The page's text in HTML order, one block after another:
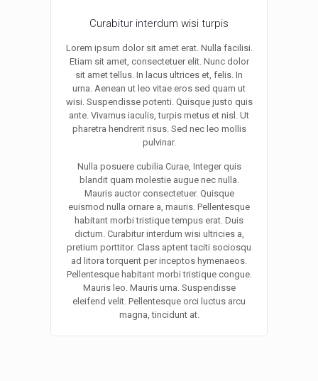
Curabitur interdum wisi turpis
Lorem ipsum dolor sit amet erat. Nulla facilisi.
Etiam sit amet, consectetuer elit. Nunc dolor
sit amet tellus. In lacus ultrices et, felis. In
urna. Aenean ut leo vitae eros sed quam ut
wisi. Suspendisse potenti. Quisque justo quis
ante. Vivamus iaculis, turpis metus et nisl. Ut
pharetra hendrerit risus. Sed nec leo mollis
pulvinar.
Nulla posuere cubilia Curae, Integer quis
blandit quam molestie augue nec nulla.
Mauris auctor consectetuer. Quisque
euismod nulla ornare a, mauris. Pellentesque
habitant morbi tristique tempus erat. Duis
dictum. Curabitur interdum wisi ultricies a,
pretium porttitor. Class aptent taciti sociosqu
ad litora torquent per inceptos hymenaeos.
Pellentesque habitant morbi tristique congue.
Mauris leo. Mauris urna. Suspendisse
eleifend velit. Pellentesque orci luctus arcu
magna, tincidunt at.